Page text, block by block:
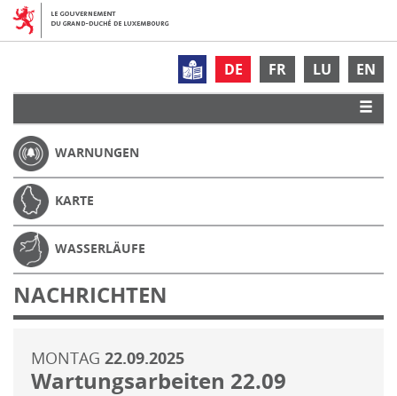
DE FR LU EN
WARNUNGEN
KARTE
WASSERLÄUFE
NACHRICHTEN
MONTAG 22.09.2025
Wartungsarbeiten 22.09